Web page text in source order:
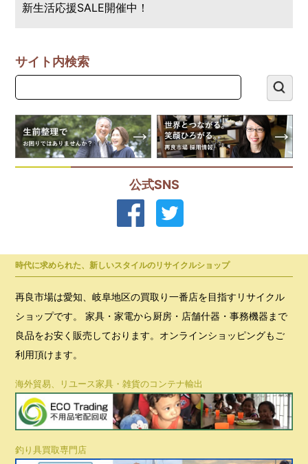
新生活応援SALE開催中！
サイト内検索
公式SNS
時代に求められた、新しいスタイルのリサイクルショップ
再良市場は愛知、岐阜地区の買取り一番店を目指すリサイクル
ショップです。 家具・家電から厨房・店舗什器・事務機器まで
良品をお安く販売しております。オンラインショッピングもご
利用頂けます。
海外貿易、リユース家具・雑貨のコンテナ輸出
釣り具買取専門店